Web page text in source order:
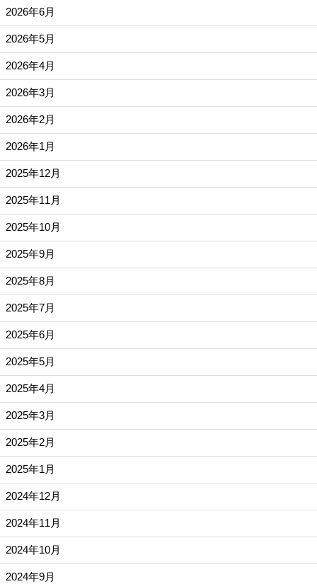
2026年6月
2026年5月
2026年4月
2026年3月
2026年2月
2026年1月
2025年12月
2025年11月
2025年10月
2025年9月
2025年8月
2025年7月
2025年6月
2025年5月
2025年4月
2025年3月
2025年2月
2025年1月
2024年12月
2024年11月
2024年10月
2024年9月